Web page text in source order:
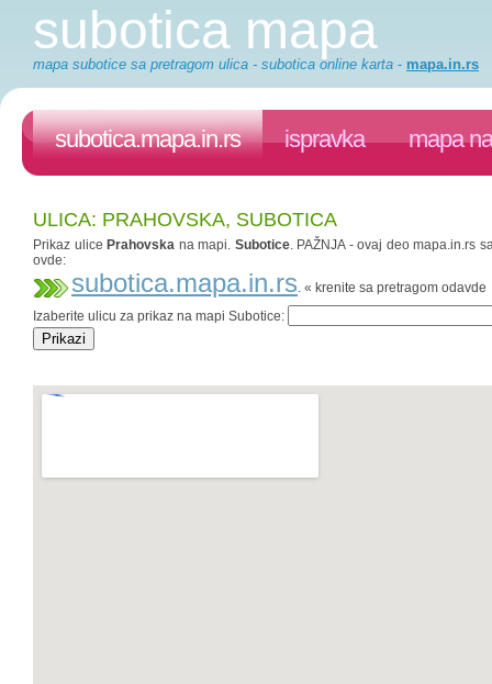
subotica mapa
mapa subotice sa pretragom ulica - subotica online karta - mapa.in.rs
subotica.mapa.in.rs ispravka mapa
ULICA: PRAHOVSKA, SUBOTICA
Prikaz ulice Prahovska na mapi. Subotice. PAŽNJA - ovaj deo mapa.in.rs
ovde:
subotica.mapa.in.rs. « krenite sa pretragom odavde
Izaberite ulicu za prikaz na mapi Subotice: